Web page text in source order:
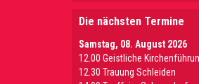
Die nächsten Termine
Samstag, 08. August 2026
12.00 Geistliche
12.30 Trauung Schleiden